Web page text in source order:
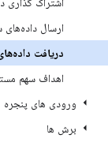
ارسال داده‌های
دریافت
اهداف سهم
ورودی های پنجره
برش ها